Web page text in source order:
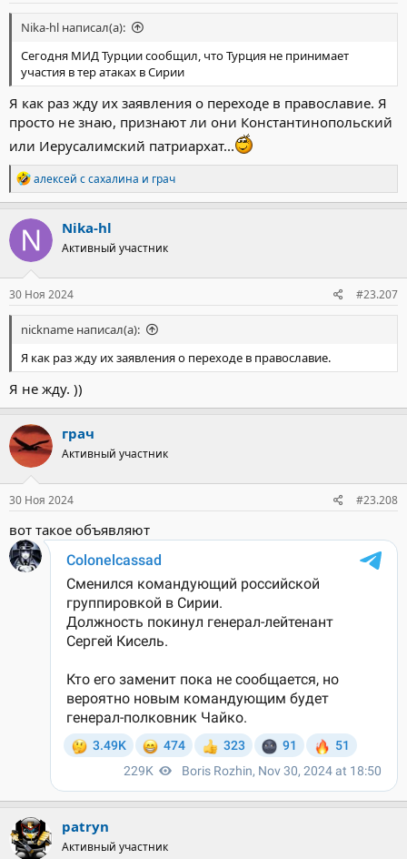
Nika-hl написал(а):
Сегодня МИД Турции сообщил, что Турция не принимает
участия в тер атаках в Сирии
Я как раз жду их заявления о переходе в православие. Я
просто не знаю, признают ли они Константинопольский
или Иерусалимский патриархат...
Р
е
а
к
ц
и
и
:
алексей с сахалина и грач
Nika-hl
Активный участник
30 Ноя 2024 #23.207
nickname написал(а):
Я как раз жду их заявления о переходе в православие.
Я не жду. ))
грач
Активный участник
30 Ноя 2024 #23.208
вот такое объявляют
patryn
Активный участник